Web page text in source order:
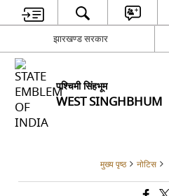
झारखण्ड सरकार
पश्चिमी सिंहभूम
WEST SINGHBHUM
मुख्य पृष्ठ नोटिस